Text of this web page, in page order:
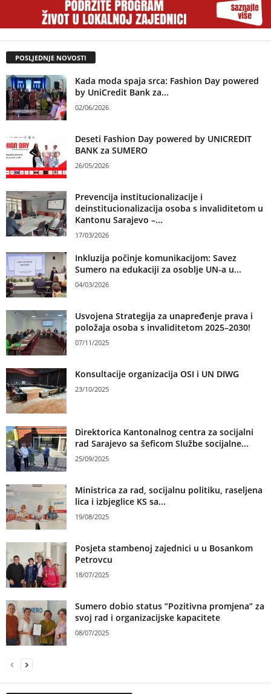
POSLJEDNJE NOVOSTI
Kada moda spaja srca: Fashion Day powered
by UniCredit Bank za...
02/06/2026
Deseti Fashion Day powered by UNICREDIT
BANK za SUMERO
26/05/2026
Prevencija institucionalizacije i
deinstitucionalizacija osoba s invaliditetom u
Kantonu Sarajevo –...
17/03/2026
Inkluzija počinje komunikacijom: Savez
Sumero na edukaciji za osoblje UN-a u...
04/03/2026
Usvojena Strategija za unapređenje prava i
položaja osoba s invaliditetom 2025–2030!
07/11/2025
Konsultacije organizacija OSI i UN DIWG
23/10/2025
Direktorica Kantonalnog centra za socijalni
rad Sarajevo sa šeficom Službe socijalne...
25/09/2025
Ministrica za rad, socijalnu politiku, raseljena
lica i izbjeglice KS sa...
19/08/2025
Posjeta stambenoj zajednici u u Bosankom
Petrovcu
18/07/2025
Sumero dobio status ”Pozitivna promjena” za
svoj rad i organizacijske kapacitete
08/07/2025